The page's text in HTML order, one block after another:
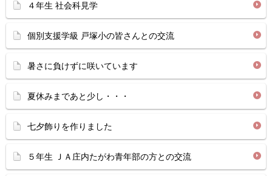
４年生 社会科見学
個別支援学級 戸塚小の皆さんとの交流
暑さに負けずに咲いています
夏休みまであと少し・・・
七夕飾りを作りました
５年生 ＪＡ庄内たがわ青年部の方との交流